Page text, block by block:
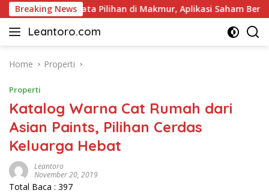
Skip
to
content
Breaking News
dan Pariwisata Pilihan di Makmur, Aplikasi Saham Berlisensi
Leantoro.com
Jasa
Artikel,
dan
Digital
Marketing
–
Ciptakan
Membangun
Citra
Home Properti
Properti
Katalog Warna Cat Rumah dari
Asian Paints, Pilihan Cerdas
Keluarga Hebat
Leantoro
November 20, 2019
Total Baca : 397